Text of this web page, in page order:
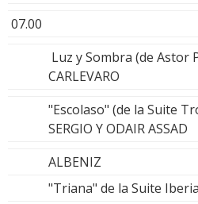
07.00
Luz y Sombra (de Astor
CARLEVARO
"Escolaso" (de la Suite
SERGIO Y ODAIR ASSAD
ALBENIZ
"Triana" de la Suite Iberia